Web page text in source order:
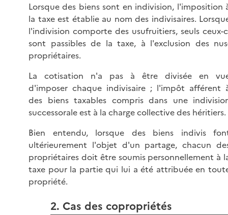
Lorsque des biens sont en indivision, l'imposition
la taxe est établie au nom des indivisaires.
l'indivision comporte des usufruitiers, seuls ceux-
sont passibles de la taxe, à l'exclusion des
propriétaires.
La cotisation n'a pas à être divisée en
d'imposer chaque indivisaire ; l'impôt afférent
des biens taxables compris dans une
successorale est à la charge collective des héritiers.
Bien entendu, lorsque des biens indivis
ultérieurement l'objet d'un partage, chacun
propriétaires doit être soumis personnellement à
taxe pour la partie qui lui a été attribuée en
propriété.
2. Cas des copropriétés